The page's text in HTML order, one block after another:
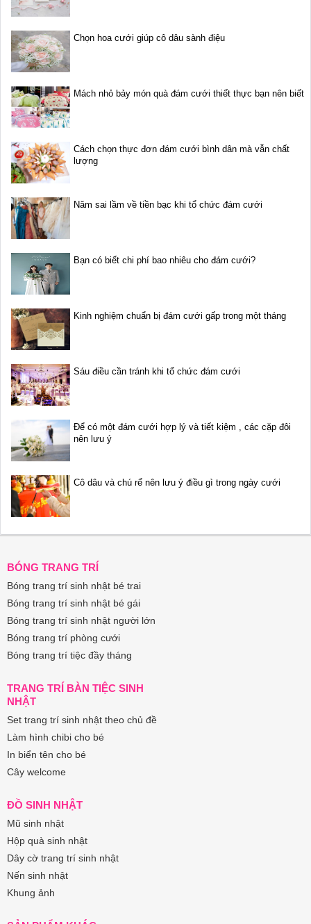
Chọn hoa cưới giúp cô dâu sành điệu
Mách nhỏ bảy món quà đám cưới thiết thực bạn nên biết
Cách chọn thực đơn đám cưới bình dân mà vẫn chất
lượng
Năm sai lầm về tiền bạc khi tổ chức đám cưới
Bạn có biết chi phí bao nhiêu cho đám cưới?
Kinh nghiệm chuẩn bị đám cưới gấp trong một tháng
Sáu điều cần tránh khi tổ chức đám cưới
Để có một đám cưới hợp lý và tiết kiệm , các cặp đôi
nên lưu ý
Cô dâu và chú rể nên lưu ý điều gì trong ngày cưới
BÓNG TRANG TRÍ
Bóng trang trí sinh nhật bé trai
Bóng trang trí sinh nhật bé gái
Bóng trang trí sinh nhật người lớn
Bóng trang trí phòng cưới
Bóng trang trí tiệc đầy tháng
TRANG TRÍ BÀN TIỆC SINH
NHẬT
Set trang trí sinh nhật theo chủ đề
Làm hình chibi cho bé
In biển tên cho bé
Cây welcome
ĐỒ SINH NHẬT
Mũ sinh nhật
Hộp quà sinh nhật
Dây cờ trang trí sinh nhật
Nến sinh nhật
Khung ảnh